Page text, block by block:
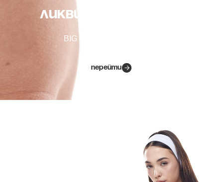
ЛИКВИДАЦИЯ ТОВАРА
BIG SALE: цены от 1900тг
ПЕРЕЙТИ